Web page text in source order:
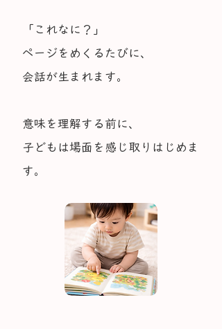
「これなに？」
ページをめくるたびに、
会話が生まれます。
意味を理解する前に、
子どもは場面を感じ取りはじめま
す。